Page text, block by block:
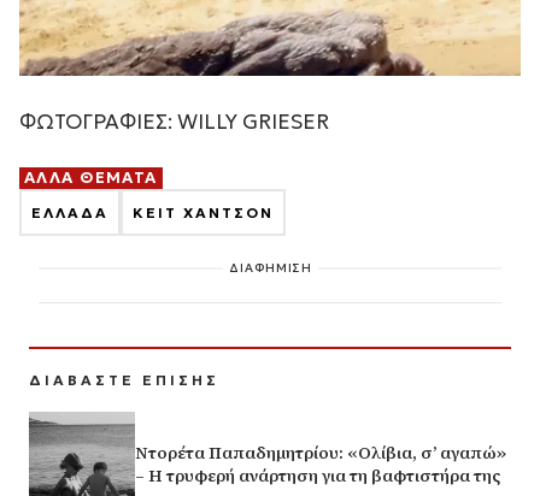
ΦΩΤΟΓΡΑΦΙΕΣ: WILLY GRIESER
ΑΛΛΑ ΘΕΜΑΤΑ
ΕΛΛΑΔΑ ΚΕΙΤ ΧΑΝΤΣΟΝ
ΔΙΑΦΗΜΙΣΗ
ΔΙΑΒΑΣΤΕ ΕΠΙΣΗΣ
Ντορέτα Παπαδημητρίου: «Ολίβια, σ’ αγαπώ»
– Η τρυφερή ανάρτηση για τη βαφτιστήρα της